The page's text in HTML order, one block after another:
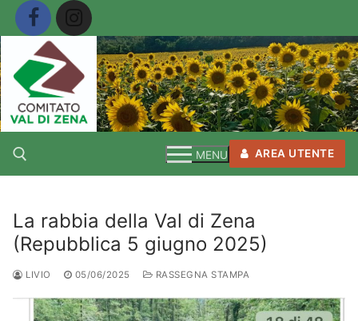
Vai
contenuto
Cerca:
MENU AREA UTENTE
La rabbia della Val di Zena
(Repubblica 5 giugno 2025)
LIVIO 05/06/2025 RASSEGNA STAMPA